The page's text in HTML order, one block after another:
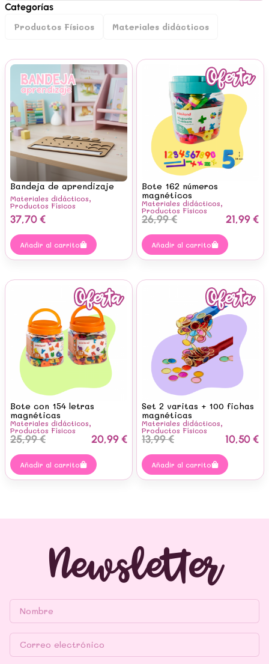
Categorías
Productos Físicos
Materiales didácticos
Bandeja de aprendizaje
Materiales didácticos,
Productos Físicos
37,70€
Añadir al carrito
Bote 162 números
magnéticos
Materiales didácticos,
Productos Físicos
26,99€ 21,99€
Añadir al carrito
Bote con 154 letras
magnéticas
Materiales didácticos,
Productos Físicos
25,99€ 20,99€
Añadir al carrito
Set 2 varitas + 100 fichas
magnéticas
Materiales didácticos,
Productos Físicos
13,99€ 10,50€
Añadir al carrito
Newsletter